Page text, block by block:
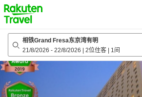
to
top
page
相铁Grand Fresa东京湾有明
21/8/2026 - 22/8/2026 2位住客 1间